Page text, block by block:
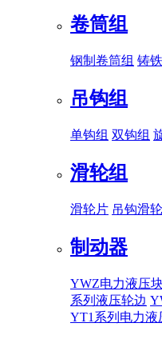
卷筒组
钢制卷筒组 铸
吊钩组
单钩组 双钩组
滑轮组
滑轮片 吊钩滑
制动器
YWZ电力液压
系列液压轮边
YT1系列电力液